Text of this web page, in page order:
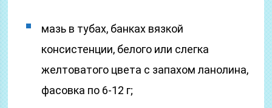
мазь в тубах, банках вязкой
консистенции, белого или слегка
желтоватого цвета с запахом ланолина,
фасовка по 6-12 г;